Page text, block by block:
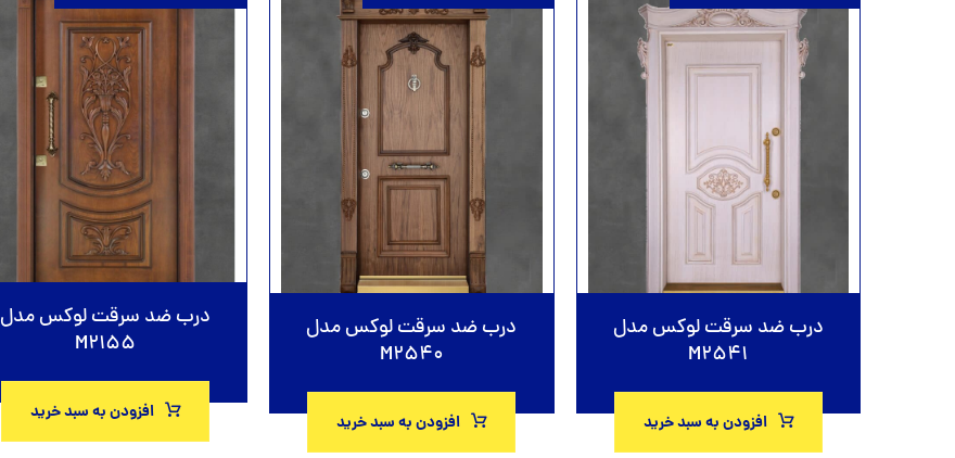
درب ضد سرقت لوکس مدل
M2541
افزودن به سبد خرید
درب ضد سرقت لوکس مدل
M2540
افزودن به سبد خرید
درب ضد سرقت لوکس مدل
M2155
افزودن به سبد خرید